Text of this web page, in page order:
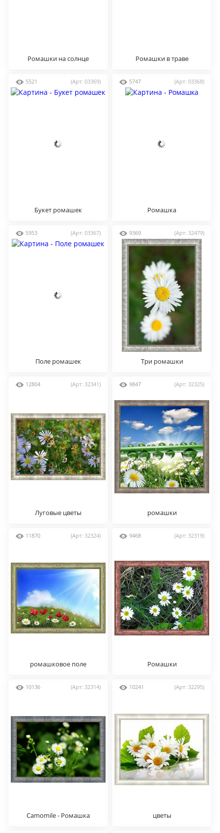
Ромашки на солнце Ромашки в траве
5521 (Арт: 03369)
Букет ромашек
5747 (Арт: 03368)
Ромашка
5953 (Арт: 03367)
Поле ромашек
9369 (Арт: 32479)
Три ромашки
12804 (Арт: 32341)
Луговые цветы
9847 (Арт: 32325)
ромашки
11870 (Арт: 32324)
ромашковое поле
9468 (Арт: 32319)
Ромашки
10136 (Арт: 32314)
Camomile - Ромашка
10241 (Арт: 32295)
цветы